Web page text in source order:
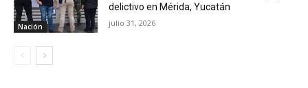
Nación
delictivo en Mérida, Yucatán
julio 31, 2026